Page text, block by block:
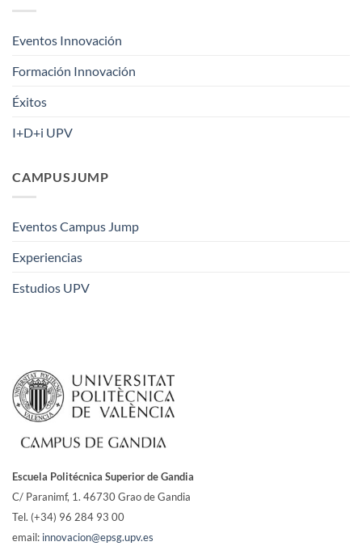
Eventos Innovación
Formación Innovación
Éxitos
I+D+i UPV
CAMPUSJUMP
Eventos Campus Jump
Experiencias
Estudios UPV
Escuela Politécnica Superior de Gandia
C/ Paranimf, 1. 46730 Grao de Gandia
Tel. (+34) 96 284 93 00
email: innovacion@epsg.upv.es